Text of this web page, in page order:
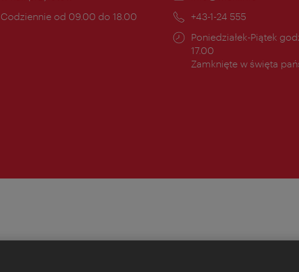
Godziny
Codziennie od 09.00 do 18.00
Telefon:
+43-1-24 555
Godziny
otwarcia:
Poniedziałek-Piątek
17.00
Zamknięte w święta